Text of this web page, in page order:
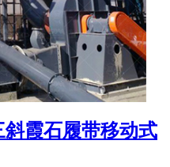
斜霞石履带移动式